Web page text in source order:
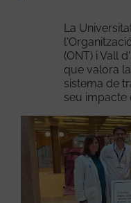
La
(ONT) i Vall
que valora
sistema de
seu impacte